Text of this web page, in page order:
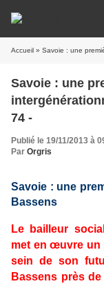
Accueil » Savoie : une
Savoie : une
74 -
Publié le 19/11/2013 à
Par Orgris
Savoie : une
Bassens
Le bailleur
met en œuvre un
sein de son
Bassens près